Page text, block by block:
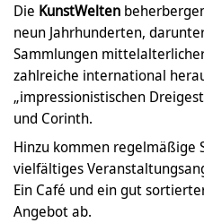
Die KunstWelten
neun Jahrhunderten,
Sammlungen
zahlreiche international
„impressionistischen
und Corinth.
Hinzu kommen regelmäßige
vielfältiges
Ein Café und ein gut
Angebot ab.